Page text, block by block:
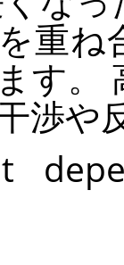
重
す。
渉や